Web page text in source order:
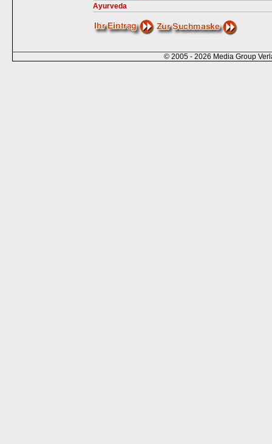
Ayurveda
© 2005 - 2026 Media Group